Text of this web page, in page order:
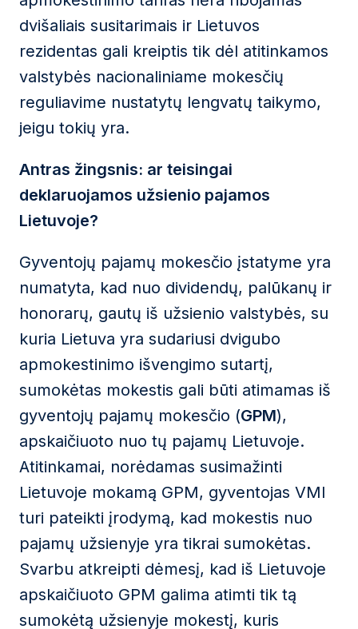
dvišaliais susitarimais ir Lietuvos
rezidentas gali kreiptis tik dėl atitinkamos
valstybės nacionaliniame mokesčių
reguliavime nustatytų lengvatų taikymo,
jeigu tokių yra.
Antras žingsnis: ar teisingai
deklaruojamos užsienio pajamos
Lietuvoje?
Gyventojų pajamų mokesčio įstatyme yra
numatyta, kad nuo dividendų, palūkanų ir
honorarų, gautų iš užsienio valstybės, su
kuria Lietuva yra sudariusi dvigubo
apmokestinimo išvengimo sutartį,
sumokėtas mokestis gali būti atimamas iš
gyventojų pajamų mokesčio (GPM),
apskaičiuoto nuo tų pajamų Lietuvoje.
Atitinkamai, norėdamas susimažinti
Lietuvoje mokamą GPM, gyventojas VMI
turi pateikti įrodymą, kad mokestis nuo
pajamų užsienyje yra tikrai sumokėtas.
Svarbu atkreipti dėmesį, kad iš Lietuvoje
apskaičiuoto GPM galima atimti tik tą
sumokėtą užsienyje mokestį, kuris